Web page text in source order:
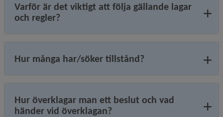
Varför är det viktigt att följa gällande lagar
och regler?
Hur många har/söker tillstånd?
Hur överklagar man ett beslut och vad
händer vid överklagan?